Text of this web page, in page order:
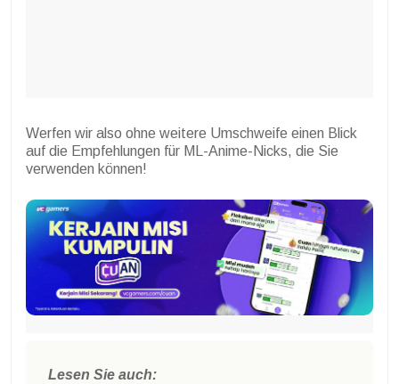
Werfen wir also ohne weitere Umschweife einen Blick
auf die Empfehlungen für ML-Anime-Nicks, die Sie
verwenden können!
Lesen Sie auch: